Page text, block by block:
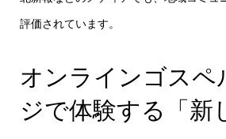
評価されています。
オンラインゴスペ
ジで体験する「新